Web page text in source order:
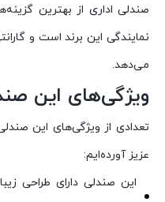
صندلی اداری از بهترین
نمایندگی این برند است و
می‌دهد.
ویژگی‌های این
تعدادی از ویژگی‌های این
عزیز آورده‌ایم:
این صندلی دارای طراحی